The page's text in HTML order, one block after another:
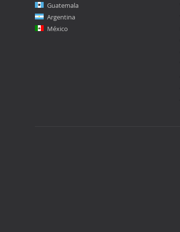
Guatemala
Argentina
México